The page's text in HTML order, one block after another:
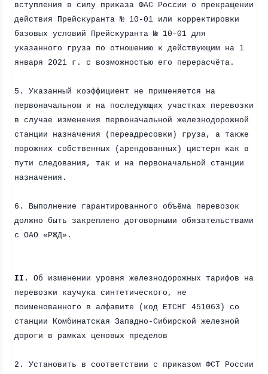
вступления в силу приказа ФАС России о прекращении
действия Прейскуранта № 10-01 или корректировки
базовых условий Прейскуранта № 10-01 для
указанного груза по отношению к действующим на 1
января 2021 г . с возможностью его перерасчёта.
5. Указанный коэффициент не применяется на
первоначальном и на последующих участках перевозки
в случае изменения первоначальной железнодорожной
станции назначения (переадресовки) груза, а также
порожних собственных (арендованных) цистерн как в
пути следования, так и на первоначальной станции
назначения.
6. Выполнение гарантированного объёма перевозок
должно быть закреплено договорными обязательствами
с ОАО «РЖД».
II.
Об изменении уровня железнодорожных тарифов на
перевозки каучука синтетического, не
поименованного в алфавите (код ЕТСНГ 451063) со
станции Комбинатская Западно-Сибирской железной
дороги в рамках ценовых пределов
2. Установить в соответствии с приказом ФСТ России